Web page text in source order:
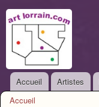
Menu principal
Accueil Artistes
Accueil